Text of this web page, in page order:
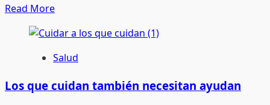
estado
Read MoreRead
about
Más
de
Salud
Los que cuidan también necesitan ayudan